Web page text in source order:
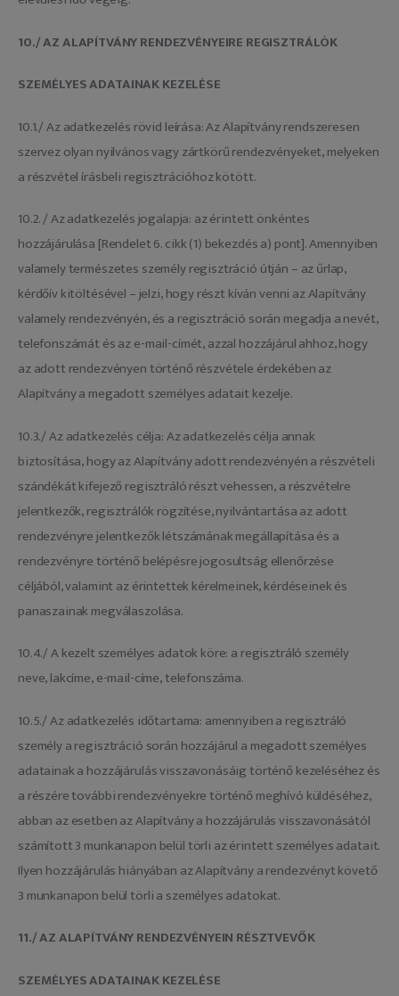
10./ AZ ALAPÍTVÁNY RENDEZVÉNYEIRE REGISZTRÁLÓK
SZEMÉLYES ADATAINAK KEZELÉSE
10.1./ Az adatkezelés rövid leírása: Az Alapítvány rendszeresen
szervez olyan nyilvános vagy zártkörű rendezvényeket, melyeken
a részvétel írásbeli regisztrációhoz kötött.
10.2. / Az adatkezelés jogalapja: az érintett önkéntes
hozzájárulása [Rendelet 6. cikk (1) bekezdés a) pont]. Amennyiben
valamely természetes személy regisztráció útján – az űrlap,
kérdőív kitöltésével – jelzi, hogy részt kíván venni az Alapítvány
valamely rendezvényén, és a regisztráció során megadja a nevét,
telefonszámát és az e-mail-címét, azzal hozzájárul ahhoz, hogy
az adott rendezvényen történő részvétele érdekében az
Alapítvány a megadott személyes adatait kezelje.
10.3./ Az adatkezelés célja: Az adatkezelés célja annak
biztosítása, hogy az Alapítvány adott rendezvényén a részvételi
szándékát kifejező regisztráló részt vehessen, a részvételre
jelentkezők, regisztrálók rögzítése, nyilvántartása az adott
rendezvényre jelentkezők létszámának megállapítása és a
rendezvényre történő belépésre jogosultság ellenőrzése
céljából, valamint az érintettek kérelmeinek, kérdéseinek és
panaszainak megválaszolása.
10.4./ A kezelt személyes adatok köre: a regisztráló személy
neve, lakcíme, e-mail-címe, telefonszáma.
10.5./ Az adatkezelés időtartama: amennyiben a regisztráló
személy a regisztráció során hozzájárul a megadott személyes
adatainak a hozzájárulás visszavonásáig történő kezeléséhez és
a részére további rendezvényekre történő meghívó küldéséhez,
abban az esetben az Alapítvány a hozzájárulás visszavonásától
számított 3 munkanapon belül törli az érintett személyes adatait.
Ilyen hozzájárulás hiányában az Alapítvány a rendezvényt követő
3 munkanapon belül törli a személyes adatokat.
11./ AZ ALAPÍTVÁNY RENDEZVÉNYEIN RÉSZTVEVŐK
SZEMÉLYES ADATAINAK KEZELÉSE